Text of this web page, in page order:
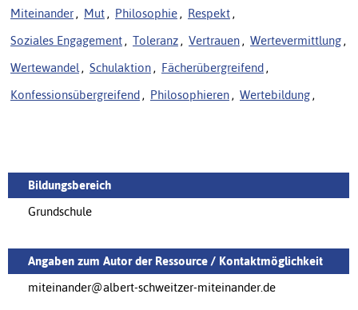
Miteinander , Mut , Philosophie , Respekt ,
Soziales Engagement , Toleranz , Vertrauen , Wertevermittlung ,
Wertewandel , Schulaktion , Fächerübergreifend ,
Konfessionsübergreifend , Philosophieren , Wertebildung ,
Bildungsbereich
Grundschule
Angaben zum Autor der Ressource / Kontaktmöglichkeit
miteinander@albert-schweitzer-miteinander.de